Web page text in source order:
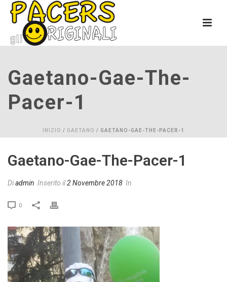
Gaetano-Gae-The-
Pacer-1
INIZIO / GAETANO / GAETANO-GAE-THE-PACER-1
Gaetano-Gae-The-Pacer-1
Diadmin Inserito il2 Novembre 2018 In
0